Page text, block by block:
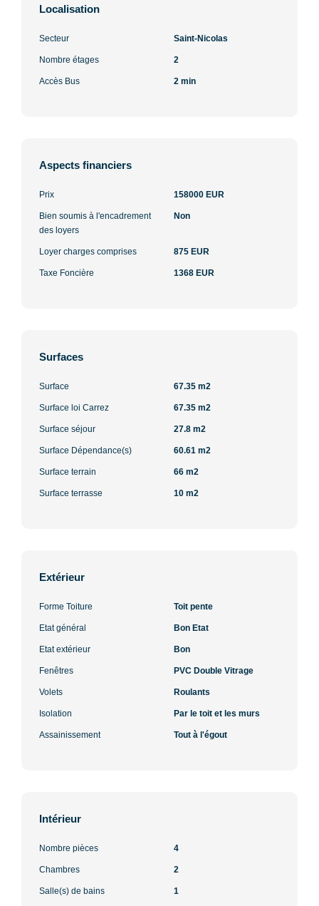
Localisation
Secteur Saint-Nicolas
Nombre étages 2
Accès Bus 2 min
Aspects financiers
Prix 158000 EUR
Bien soumis à l'encadrement
des loyers
Non
Loyer charges comprises 875 EUR
Taxe Foncière 1368 EUR
Surfaces
Surface 67.35 m2
Surface loi Carrez 67.35 m2
Surface séjour 27.8 m2
Surface Dépendance(s) 60.61 m2
Surface terrain 66 m2
Surface terrasse 10 m2
Extérieur
Forme Toiture Toit pente
Etat général Bon Etat
Etat extérieur Bon
Fenêtres PVC Double Vitrage
Volets Roulants
Isolation Par le toit et les murs
Assainissement Tout à l'égout
Intérieur
Nombre pièces 4
Chambres 2
Salle(s) de bains 1